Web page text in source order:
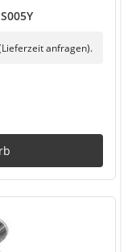
anfragen).